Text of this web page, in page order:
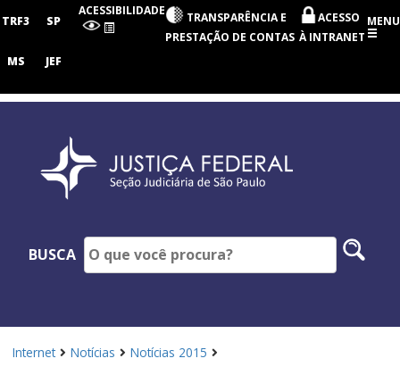
Judiciária
Paulo
TRF3 SP
MS JEF
ACESSIBILIDADE
TRANSPARÊNCIA E
PRESTAÇÃO DE CONTAS
ACESSO
À INTRANET
MENU
BUSCA
Internet Notícias Notícias 2015